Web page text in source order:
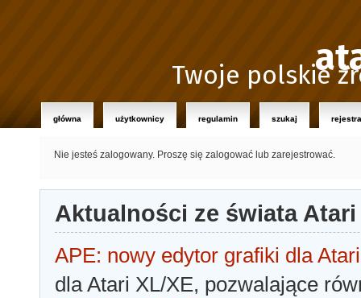
Twoje polskie
główna użytkownicy regulamin szukaj
Nie jesteś zalogowany. Proszę się zalogować lub zarejestrować.
Aktualności ze świata Atari
APE: nowy edytor grafiki dla Atari
dla Atari XL/XE, pozwalające